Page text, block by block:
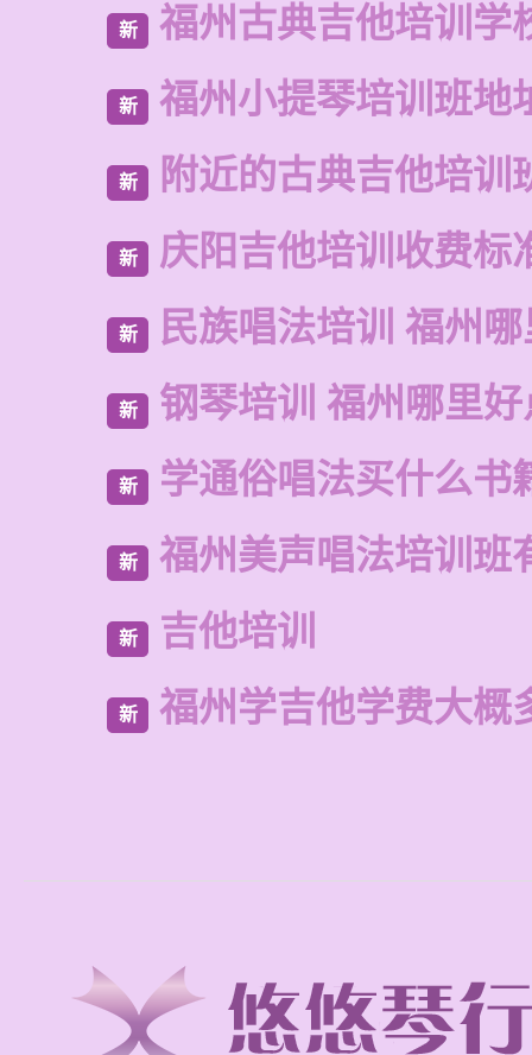
新 福州古典吉他培训学
新 福州小提琴培训班地
新 附近的古典吉他培训
新 庆阳吉他培训收费标
新 民族唱法培训 福州
新 钢琴培训 福州哪里
新 学通俗唱法买什么书
新 福州美声唱法培训班
新 吉他培训
新 福州学吉他学费大概